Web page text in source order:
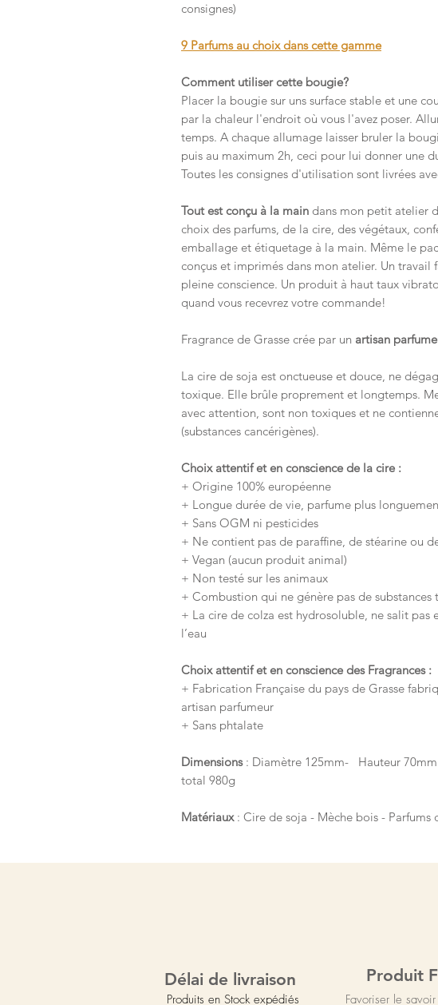
consignes)
9 Parfums au choix dans cette gamme
Comment utiliser cette bougie?
Placer la bougie sur uns surface stable et une
par la chaleur l'endroit où vous l'avez poser.
temps. A chaque allumage laisser bruler la
puis au maximum 2h, ceci pour lui donner une
Toutes les consignes d'utilisation sont livrées
Tout est conçu à la main dans mon petit atelier
choix des parfums, de la cire, des végétaux,
emballage et étiquetage à la main. Même le
conçus et imprimés dans mon atelier. Un
pleine conscience. Un produit à haut taux
quand vous recevrez votre commande!
Fragrance de Grasse crée par un artisan
La cire de soja est onctueuse et douce, ne
toxique. Elle brûle proprement et longtemps.
avec attention, sont non toxiques et ne
(substances cancérigènes).
Choix attentif et en conscience de la cire :
+ Origine 100% européenne
+ Longue durée de vie, parfume plus
+ Sans OGM ni pesticides
+ Ne contient pas de paraffine, de stéarine ou
+ Vegan (aucun produit animal)
+ Non testé sur les animaux
+ Combustion qui ne génère pas de substances
+ La cire de colza est hydrosoluble, ne salit pas
l’eau
Choix attentif et en conscience des Fragrances :
+ Fabrication Française du pays de Grasse
artisan parfumeur
+ Sans phtalate
Dimensions: Diamètre 125mm- Hauteur 70mm
total 980g
Matériaux: Cire de soja - Mèche bois - Parfums
Délai de livraison
Produits en Stock expédiés
Produit
Favoriser le